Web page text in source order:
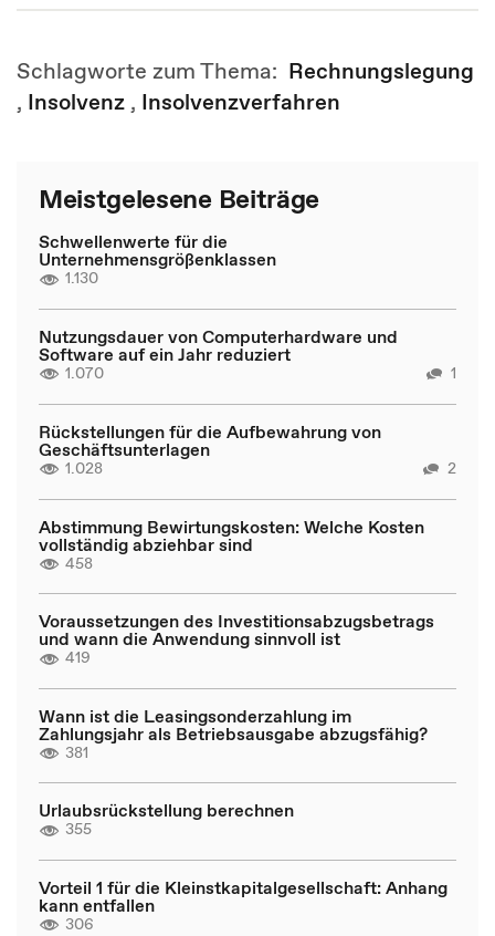
Schlagworte zum Thema: Rechnungslegung
, Insolvenz , Insolvenzverfahren
Meistgelesene Beiträge
Schwellenwerte für die
Unternehmensgrößenklassen
1.130
Nutzungsdauer von Computerhardware und
Software auf ein Jahr reduziert
1.070 1
Rückstellungen für die Aufbewahrung von
Geschäftsunterlagen
1.028 2
Abstimmung Bewirtungskosten: Welche Kosten
vollständig abziehbar sind
458
Voraussetzungen des Investitionsabzugsbetrags
und wann die Anwendung sinnvoll ist
419
Wann ist die Leasingsonderzahlung im
Zahlungsjahr als Betriebsausgabe abzugsfähig?
381
Urlaubsrückstellung berechnen
355
Vorteil 1 für die Kleinstkapitalgesellschaft: Anhang
kann entfallen
306